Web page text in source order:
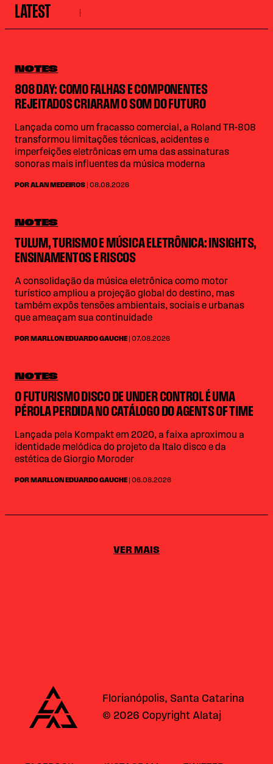
LATEST
NOTES
808 DAY: COMO FALHAS E COMPONENTES
REJEITADOS CRIARAM O SOM DO FUTURO
Lançada como um fracasso comercial, a Roland TR-808
transformou limitações técnicas, acidentes e
imperfeições eletrônicas em uma das assinaturas
sonoras mais influentes da música moderna
POR ALAN MEDEIROS | 08.08.2026
NOTES
TULUM, TURISMO E MÚSICA ELETRÔNICA: INSIGHTS,
ENSINAMENTOS E RISCOS
A consolidação da música eletrônica como motor
turístico ampliou a projeção global do destino, mas
também expôs tensões ambientais, sociais e urbanas
que ameaçam sua continuidade
POR MARLLON EDUARDO GAUCHE | 07.08.2026
NOTES
O FUTURISMO DISCO DE UNDER CONTROL É UMA
PÉROLA PERDIDA NO CATÁLOGO DO AGENTS OF TIME
Lançada pela Kompakt em 2020, a faixa aproximou a
identidade melódica do projeto da Italo disco e da
estética de Giorgio Moroder
POR MARLLON EDUARDO GAUCHE | 06.08.2026
VER MAIS
Alataj
Florianópolis, Santa Catarina
© 2026 Copyright Alataj